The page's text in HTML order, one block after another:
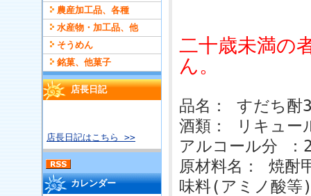
農産加工品、各種
水産物・加工品、他
そうめん
銘菓、他菓子
店長日記
店長日記はこちら >>
カレンダー
二十歳未満の
ん。
品名： すだち酎
酒類： リキュー
アルコール分 ：
原材料名： 焼酎
味料(アミノ酸等